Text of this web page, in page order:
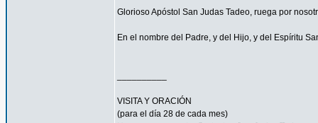
Glorioso Apóstol San Judas Tadeo, ruega por
En el nombre del Padre, y del Hijo, y del Espíritu
VISITA Y ORACIÓN
(para el día 28 de cada mes)